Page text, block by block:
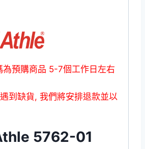
為預購商品 5-7個工作日左右
到缺貨, 我們將安排退款並以
5762-01